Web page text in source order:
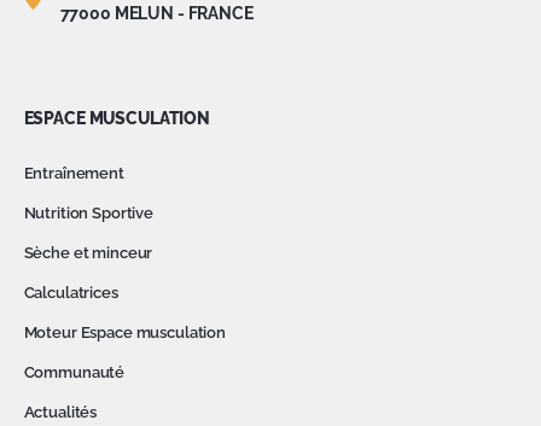
77000 MELUN - FRANCE
ESPACE MUSCULATION
Entraînement
Nutrition Sportive
Sèche et minceur
Calculatrices
Moteur Espace musculation
Communauté
Actualités